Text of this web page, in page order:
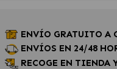
ENVÍO GRATUITO A
ENVÍOS EN 24/48
RECOGE EN TIENDA